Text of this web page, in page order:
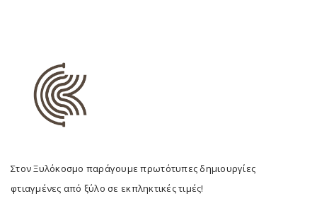
Στον Ξυλόκοσμο παράγουμε πρωτότυπες δημιουργίες
φτιαγμένες από ξύλο σε εκπληκτικές τιμές!